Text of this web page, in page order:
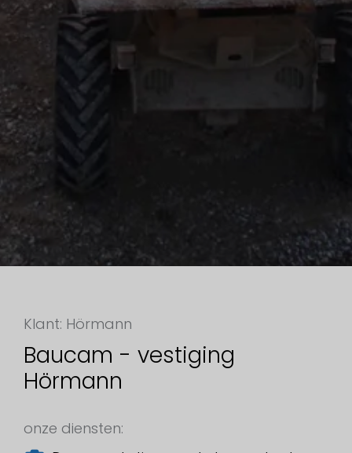
Klant: Hörmann
Baucam - vestiging
Hörmann
onze diensten: